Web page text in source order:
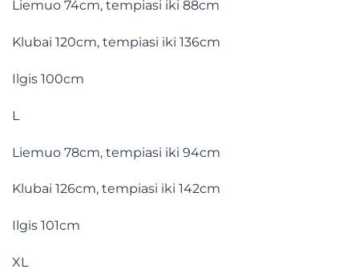
Liemuo 74cm, tempiasi iki 88cm
Klubai 120cm, tempiasi iki 136cm
Ilgis 100cm
L
Liemuo 78cm, tempiasi iki 94cm
Klubai 126cm, tempiasi iki 142cm
Ilgis 101cm
XL